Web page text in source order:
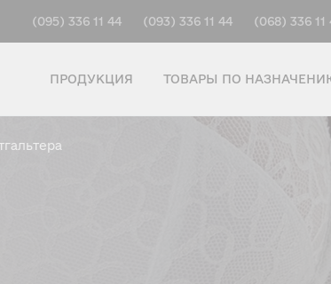
(095) 336 11 44 (093) 336 11 44 (068) 336 11
ПРОДУКЦИЯ ТОВАРЫ ПО